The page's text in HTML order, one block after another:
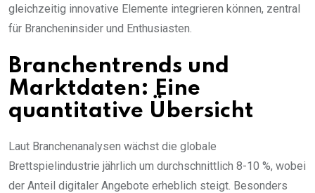
gleichzeitig innovative Elemente integrieren können, zentral
für Brancheninsider und Enthusiasten.
Branchentrends und
Marktdaten: Eine
quantitative Übersicht
Laut Branchenanalysen wächst die globale
Brettspielindustrie jährlich um durchschnittlich 8-10 %, wobei
der Anteil digitaler Angebote erheblich steigt. Besonders